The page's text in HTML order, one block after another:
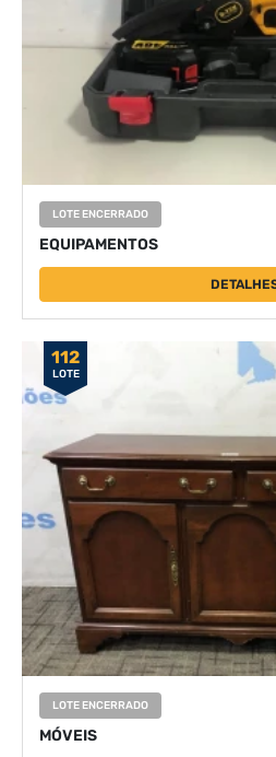
LOTE ENCERRADO
EQUIPAMENTOS
112
LOTE
LOTE ENCERRADO
MÓVEIS